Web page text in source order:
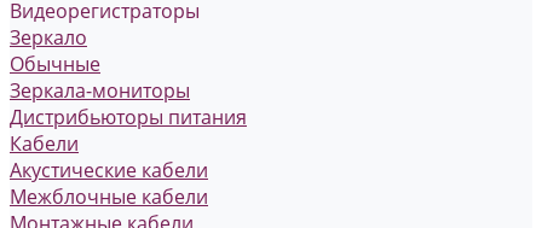
Видеорегистраторы
Зеркало
Обычные
Зеркала-мониторы
Дистрибьюторы питания
Кабели
Акустические кабели
Межблочные кабели